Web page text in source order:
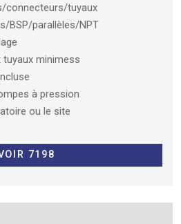
connecteurs/tuyaux
BSP/parallèles/NPT
tuyaux minimess
à pression
ou le site
7198